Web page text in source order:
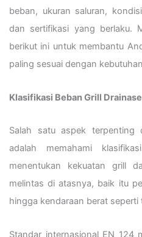
beban, ukuran saluran,
dan sertifikasi yang berlaku.
berikut ini untuk membantu
paling sesuai dengan
Klasifikasi Beban Grill Drainase
Salah satu aspek terpenting
adalah memahami
menentukan kekuatan grill
melintas di atasnya, baik itu
hingga kendaraan berat seperti
Standar internasional EN 124